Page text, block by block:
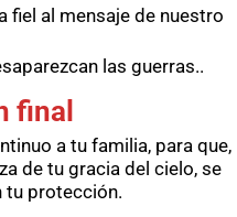
fiel al mensaje de nuestro
las guerras..
final
a tu familia, para que,
de tu gracia del cielo, se
tu protección.